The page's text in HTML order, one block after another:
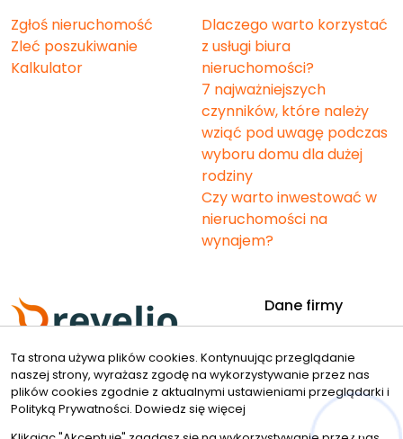
Zgłoś nieruchomość
Zleć poszukiwanie
Kalkulator
Dlaczego warto korzystać
z usługi biura
nieruchomości?
7 najważniejszych
czynników, które należy
wziąć pod uwagę podczas
wyboru domu dla dużej
rodziny
Czy warto inwestować w
nieruchomości na
wynajem?
Dane firmy
Bielska 49
43-190 Mikołów
Kontakt
Znajdziesz nas tu
Ta strona używa plików cookies. Kontynuując przeglądanie
naszej strony, wyrażasz zgodę na wykorzystywanie przez nas
plików cookies zgodnie z aktualnymi ustawieniami przeglądarki i
Polityką Prywatności. Dowiedz się więcej